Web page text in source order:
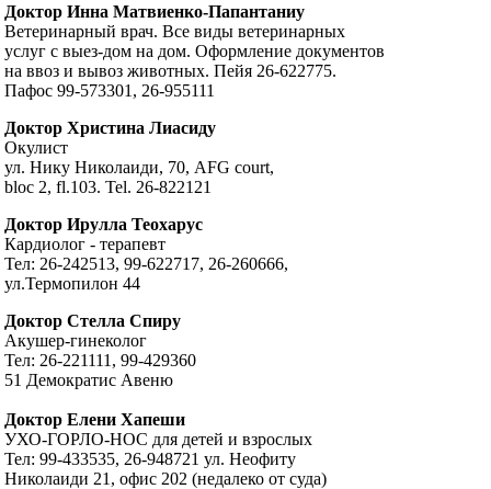
Доктор Инна Матвиенко-Папантаниу
Ветеринарный врач. Все виды ветеринарных
услуг с выез-дом на дом. Оформление документов
на ввоз и вывоз животных. Пейя 26-622775.
Пафос 99-573301, 26-955111
Доктор Христина Лиасиду
Окулист
ул. Нику Николаиди, 70, AFG court,
bloc 2, fl.103. Tel. 26-822121
Доктор Ирулла Теохарус
Кардиолог - терапевт
Тел: 26-242513, 99-622717, 26-260666,
ул.Термопилон 44
Доктор Стелла Спиру
Акушер-гинеколог
Тел: 26-221111, 99-429360
51 Демократис Авеню
Доктор Елени Хапеши
УХО-ГОРЛО-НОС для детей и взрослых
Тел: 99-433535, 26-948721 ул. Неофиту
Николаиди 21, офис 202 (недалеко от суда)